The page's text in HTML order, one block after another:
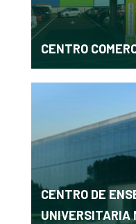
CENTRO
CENTRO DE
UNIVERSITARIA